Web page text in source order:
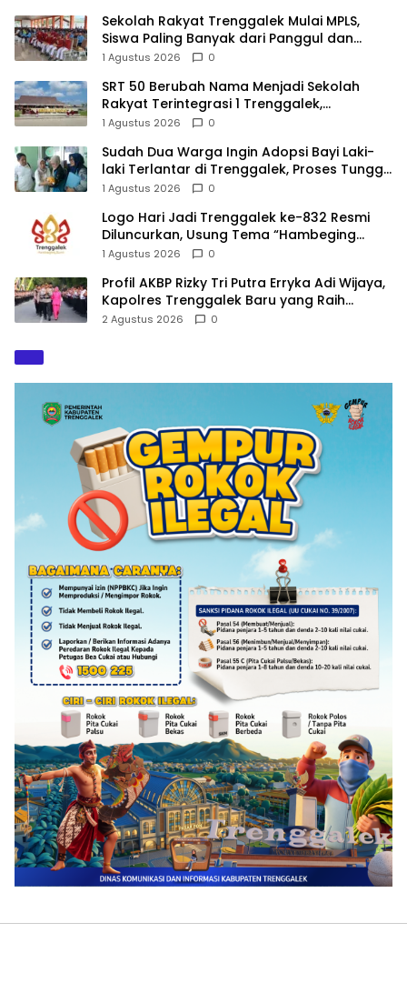
Sekolah Rakyat Trenggalek Mulai MPLS,
Siswa Paling Banyak dari Panggul dan
Gandusari
1 Agustus 2026 0
SRT 50 Berubah Nama Menjadi Sekolah
Rakyat Terintegrasi 1 Trenggalek,
Nomenklatur Berubah
1 Agustus 2026 0
Sudah Dua Warga Ingin Adopsi Bayi Laki-
laki Terlantar di Trenggalek, Proses Tunggu
Hasil Penyelidikan
1 Agustus 2026 0
Logo Hari Jadi Trenggalek ke-832 Resmi
Diluncurkan, Usung Tema “Hambeging
Bumi” Gaungkan Harmoni dengan Alam
1 Agustus 2026 0
Profil AKBP Rizky Tri Putra Erryka Adi Wijaya,
Kapolres Trenggalek Baru yang Raih
Hattrick Pin Emas Kapolri
2 Agustus 2026 0